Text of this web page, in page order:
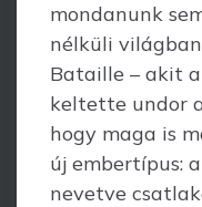
mondanunk
nélküli
Bataille – akit
keltette undor
hogy maga is
új embertípus:
nevetve